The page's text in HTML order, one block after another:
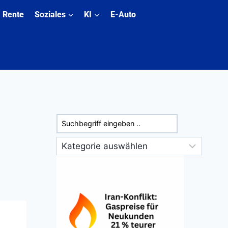
Rente Soziales KI E-Auto
Suchen
Kategorien